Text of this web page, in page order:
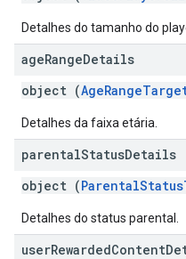
Detalhes do tamanho do
ageRangeDetails
object (
Detalhes da faixa etária.
parentalStatusDetails
object (
Detalhes do status parental.
userRewardedContent